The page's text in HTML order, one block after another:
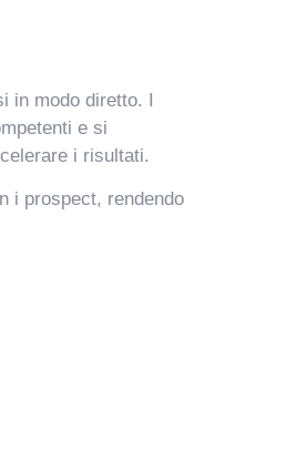
in modo diretto. I
e si
i risultati.
i prospect, rendendo